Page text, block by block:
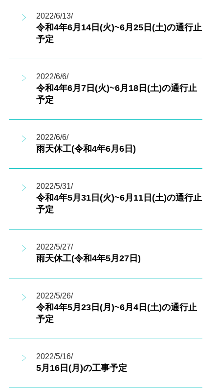
2022/6/13/
令和4年6月14日(火)~6月25日(土)の通行止
予定
2022/6/6/
令和4年6月7日(火)~6月18日(土)の通行止
予定
2022/6/6/
雨天休工(令和4年6月6日)
2022/5/31/
令和4年5月31日(火)~6月11日(土)の通行止
予定
2022/5/27/
雨天休工(令和4年5月27日)
2022/5/26/
令和4年5月23日(月)~6月4日(土)の通行止
予定
2022/5/16/
5月16日(月)の工事予定